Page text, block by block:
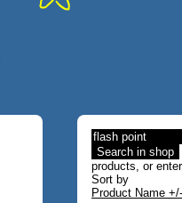
products, or
Sort by
Product Name +/-